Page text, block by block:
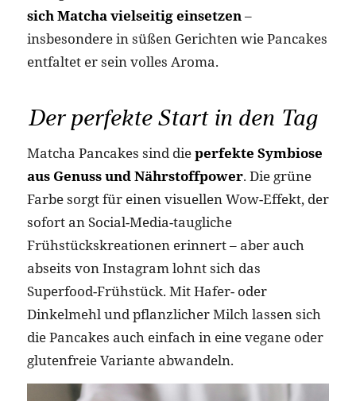
sich Matcha vielseitig einsetzen–
insbesondere in süßen Gerichten wie Pancakes
entfaltet er sein volles Aroma.
Der perfekte Start in den Tag
Matcha Pancakes sind dieperfekte Symbiose
aus Genuss und Nährstoffpower. Die grüne
Farbe sorgt für einen visuellen Wow-Effekt, der
sofort an Social-Media-taugliche
Frühstückskreationen erinnert – aber auch
abseits von Instagram lohnt sich das
Superfood-Frühstück. Mit Hafer- oder
Dinkelmehl und pflanzlicher Milch lassen sich
die Pancakes auch einfach in eine vegane oder
glutenfreie Variante abwandeln.